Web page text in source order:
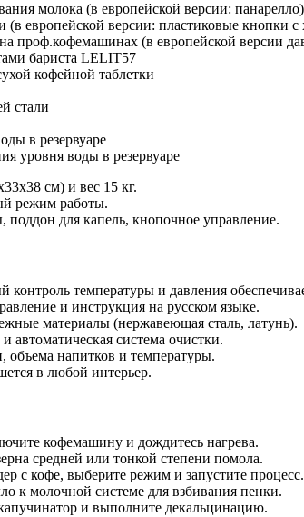
молока (в европейской версии: панарелло)
европейской версии: пластиковые кнопки с
проф.кофемашинах (в европейской версии
бариста LELIT57
кофейной таблетки
стали
в резервуаре
уровня воды в резервуаре
см) и вес 15 кг.
режим работы.
поддон для капель, кнопочное управление.
контроль температуры и давления
и инструкция на русском языке.
материалы (нержавеющая сталь, латунь).
автоматическая система очистки.
объема напитков и температуры.
в любой интерьер.
кофемашину и дождитесь нагрева.
средней или тонкой степени помола.
с кофе, выберите режим и запустите процесс.
к молочной системе для взбивания пенки.
и выполните декальцинацию.